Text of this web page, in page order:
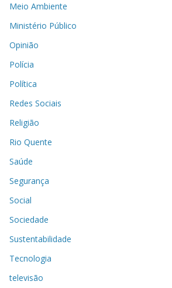
Meio Ambiente
Ministério Público
Opinião
Polícia
Política
Redes Sociais
Religião
Rio Quente
Saúde
Segurança
Social
Sociedade
Sustentabilidade
Tecnologia
televisão